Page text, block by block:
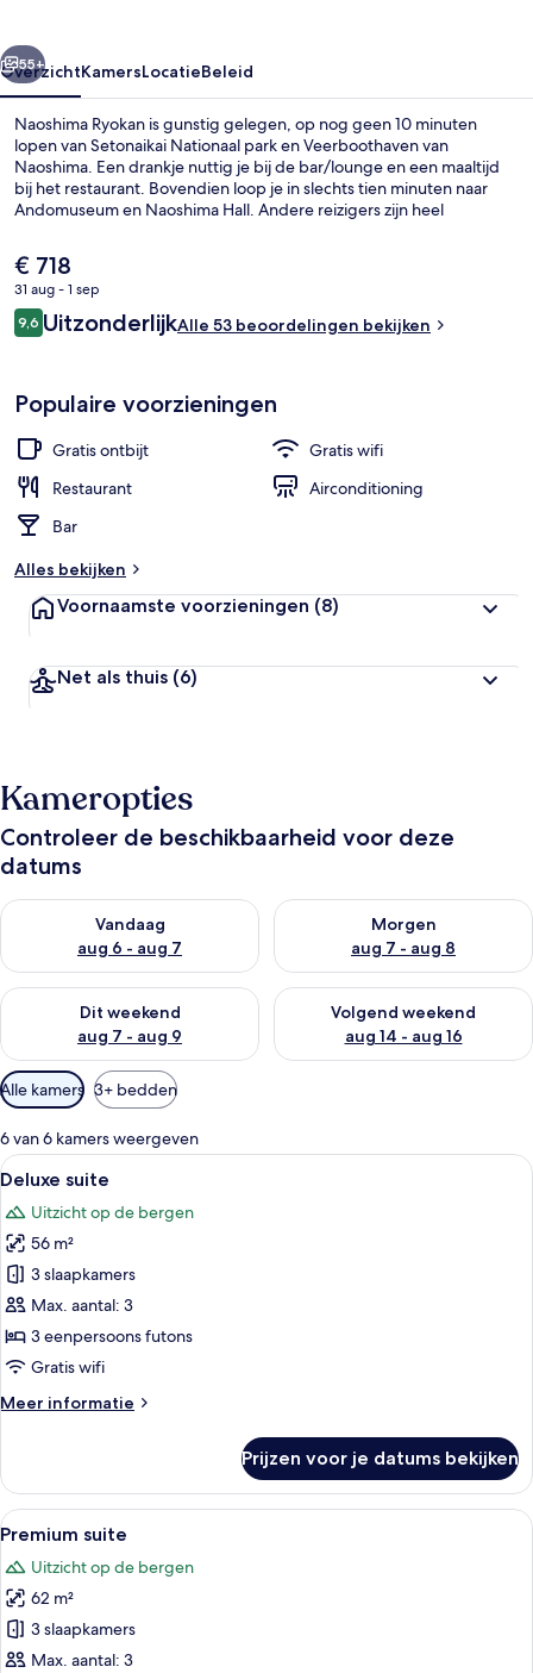
Superior suite | Een gratis minibar,
Volgende
55+
OverzichtKamersLocatieBeleid
Naoshima Ryokan is gunstig gelegen, op nog geen 10 minuten
lopen van Setonaikai Nationaal park en Veerboothaven van
Naoshima. Een drankje nuttig je bij de bar/lounge en een maaltijd
bij het restaurant. Bovendien loop je in slechts tien minuten naar
Andomuseum en Naoshima Hall. Andere reizigers zijn heel
De
huidige
prijs
is
€ 718
31 aug - 1 sep
Beoordelingen
9,69,6 op 10 –
UitzonderlijkAlle 53 beoordelingen bekijken
Populaire voorzieningen
Gratis ontbijt
Gratis wifi
Restaurant
Airconditioning
Bar
Alles bekijken
Voornaamste voorzieningen (8)
Net als thuis (6)
Kameropties
Controleer de beschikbaarheid voor deze
datums
Vandaag
aug 6 - aug 7
De beschikbaarheid controleren voor vanavond aug 6 - aug 7
Morgen
aug 7 - aug 8
De beschikbaarheid
Dit weekend
aug 7 - aug 9
De beschikbaarheid controleren voor dit weekend aug 7 -
Volgend weekend
aug 14 - aug 16
De beschikbaarheid
Beschikbare
filters
voor
kamers
Alle kamers 3+ bedden
6 van 6 kamers weergeven
Alle
foto's
voor
Deluxe
suite
laden
Een gratis minibar, een kluis op de
7
Deluxe suite
Uitzicht op de bergen
56 m²
3 slaapkamers
Max. aantal: 3
3 eenpersoons futons
Gratis wifi
Meer informatie
Meer
suite
Prijzen voor je datums bekijken
Alle
foto's
voor
Premium
suite
laden
Een minimalistisch ingerichte kamer
9
Premium suite
Uitzicht op de bergen
62 m²
3 slaapkamers
Max. aantal: 3